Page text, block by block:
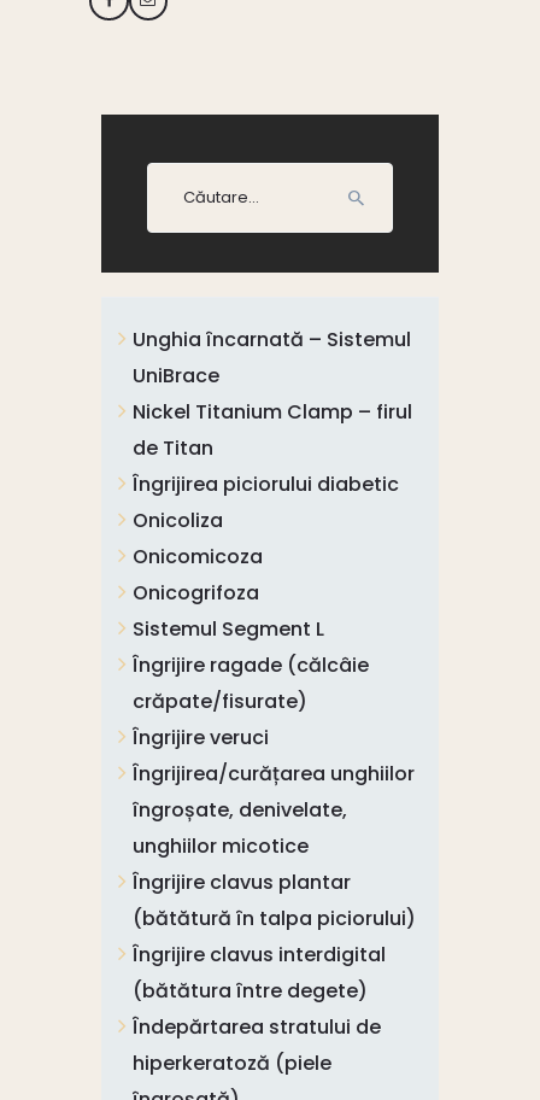
după:
Unghia încarnată – Sistemul
UniBrace
Nickel Titanium Clamp – firul
de Titan
Îngrijirea piciorului diabetic
Onicoliza
Onicomicoza
Onicogrifoza
Sistemul Segment L
Îngrijire ragade (călcâie
crăpate/fisurate)
Îngrijire veruci
Îngrijirea/curățarea unghiilor
îngroșate, denivelate,
unghiilor micotice
Îngrijire clavus plantar
(bătătură în talpa piciorului)
Îngrijire clavus interdigital
(bătătura între degete)
Îndepărtarea stratului de
hiperkeratoză (piele